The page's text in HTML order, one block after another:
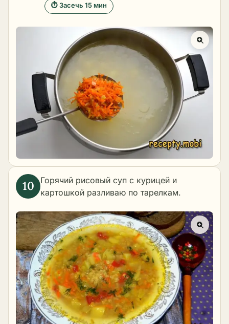
⏱ Засечь 15 мин
Горячий рисовый суп с курицей и
картошкой разливаю по тарелкам.